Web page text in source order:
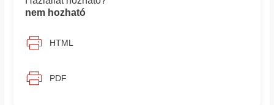
nem hozható
HTML
PDF